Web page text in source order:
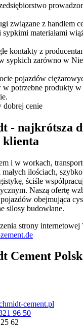
związane z handlem
materiałami
kontakty z
sypkich zarówno w
pojazdów
w potrzebne produkty
dobrej cenie
- najkrótsza
klienta
i w workach,
ilościach,
ściśle
Naszą ofertę
obejmująca
silosy budowlane.
strony internetowej
Cement
cement.pl
96 50
62